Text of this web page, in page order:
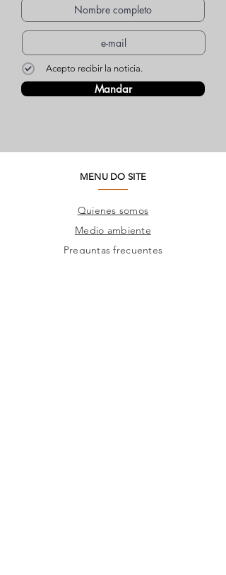
Acepto recibir la noticia.
Mandar
MENU DO SITE
Quienes somos
Medio ambiente
Preguntas frecuentes